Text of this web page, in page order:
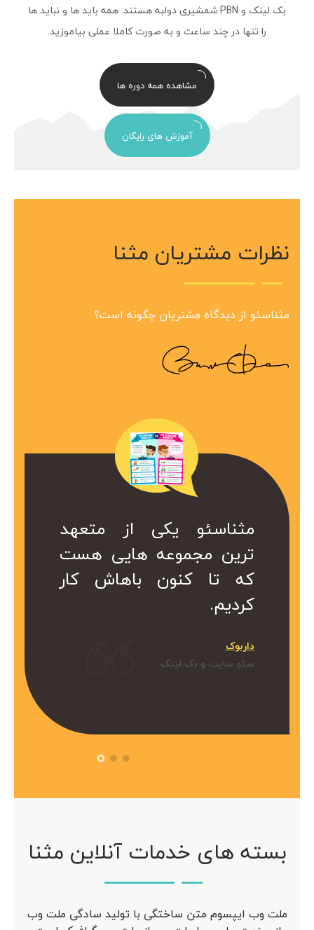
بک لینک و PBN شمشیری دولبه هستند. همه باید ها و نباید ها
را تنها در چند ساعت و به صورت کاملا عملی بیاموزید.
مشاهده همه دوره ها
آموزش های رایگان
نظرات مشتریان مثنا
مثناسئو از دیدگاه مشتریان چگونه است؟
مثناسئو یک
برای ما
هست که
مثناسئو یکی از متعهد
ترین مجموعه هایی هست
که تا کنون باهاش کار
کردیم.
داربوک
سئو سایت و بک لینک
مجموعه در
هست.
کمتر از یک
ارزشمند
کا سال ها
از خدمات
استفاده
از متعهد
هایی هست
باهاش کار
بسته های خدمات آنلاین مثنا
ملت وب ایپسوم متن ساختگی با تولید سادگی ملت وب